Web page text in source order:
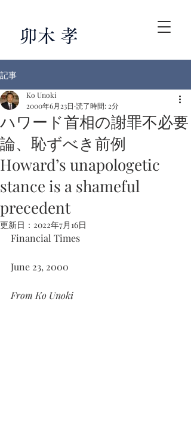
卯木 孝
記事
ハワード首相の謝罪不必要
論、恥ずべき前例
Howard’s unapologetic
stance is a shameful
precedent
Ko Unoki
2000年6月23日 読了時間: 2分
更新日： 2022年7月16日
Financial Times
June 23, 2000
From Ko Unoki